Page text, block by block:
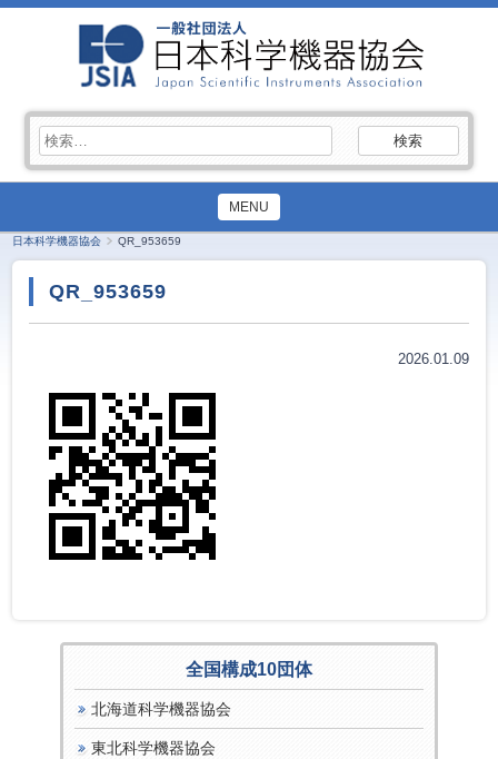
索:
MENU
日本科学機器協会 QR_953659
QR_953659
2026.01.09
全国構成10団体
北海道科学機器協会
東北科学機器協会